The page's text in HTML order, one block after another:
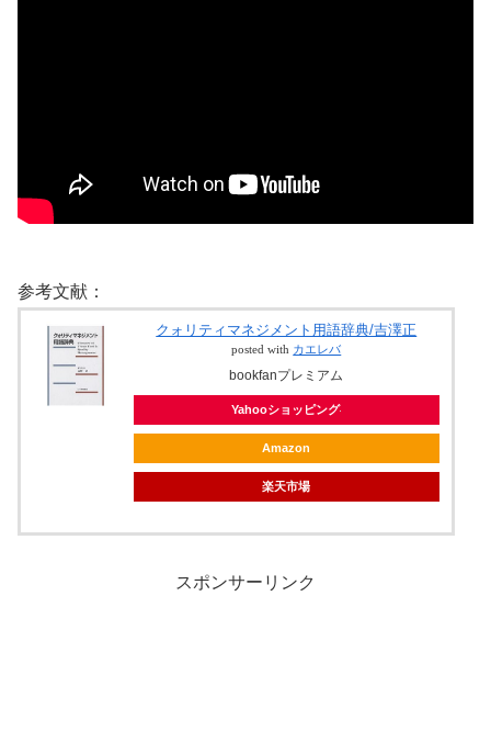
参考文献：
クォリティマネジメント用語辞典/吉澤正
posted with カエレバ
bookfanプレミアム
Yahooショッピング
Amazon
楽天市場
スポンサーリンク